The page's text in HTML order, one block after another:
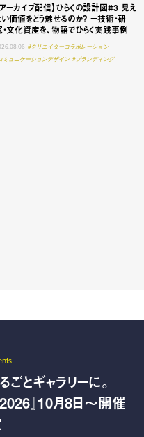
アーカイブ配信】ひらくの設計図#3 見え
価値をどう魅せるのか？ ー技術・研
文化資産を、物語でひらく実践事例
#クリエイターコラボレーション
ミュニケーションデザイン #ブランディング
けでは届かない 技術・研
とギャラリーに。
2026』10月8日〜開催